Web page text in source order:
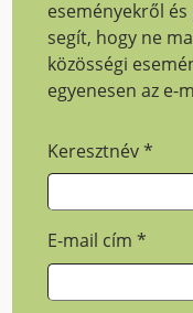
eseményekről
segít, hogy ne
közösségi
egyenesen az e-
Keresztnév*
E-mail cím*